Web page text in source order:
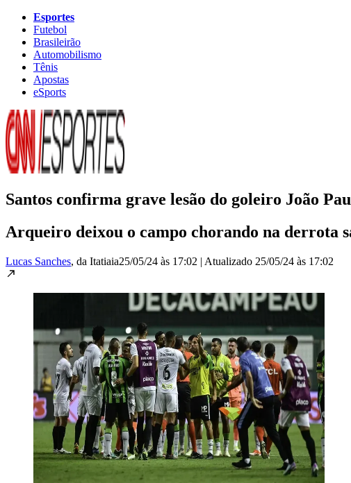
Esportes
Futebol
Brasileirão
Automobilismo
Tênis
Apostas
eSports
Santos confirma grave lesão do goleiro João
Arqueiro deixou o campo chorando na derrota
Lucas Sanches, da Itatiaia25/05/24 às 17:02 | Atualizado 25/05/24 às 17:02